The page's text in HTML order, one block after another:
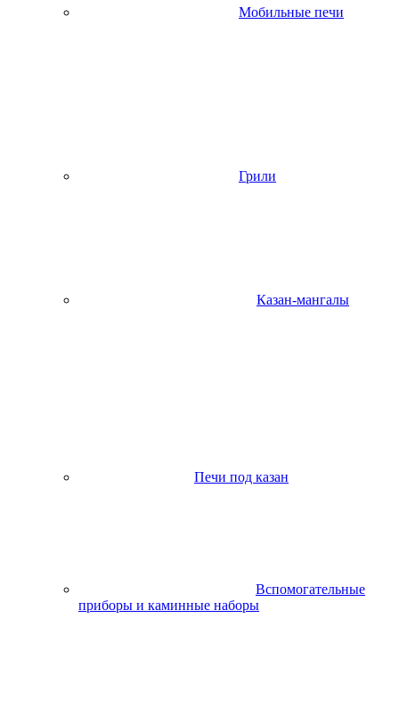
Мобильные печи
Грили
Казан-мангалы
Печи под казан
Вспомогательные
приборы и каминные наборы